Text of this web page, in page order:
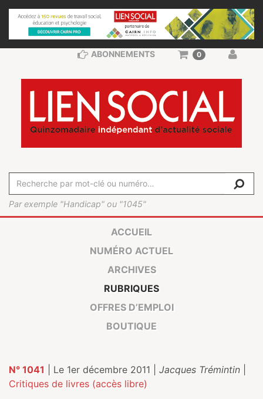
Par exemple "Handicap" ou "1045"
ABONNEMENTS 0
ACCUEIL
NUMÉRO ACTUEL
ARCHIVES
RUBRIQUES
OFFRES D’EMPLOI
BOUTIQUE
N° 1041 | Le 1er décembre 2011 | Jacques Trémintin
Critiques de livres (accès libre)